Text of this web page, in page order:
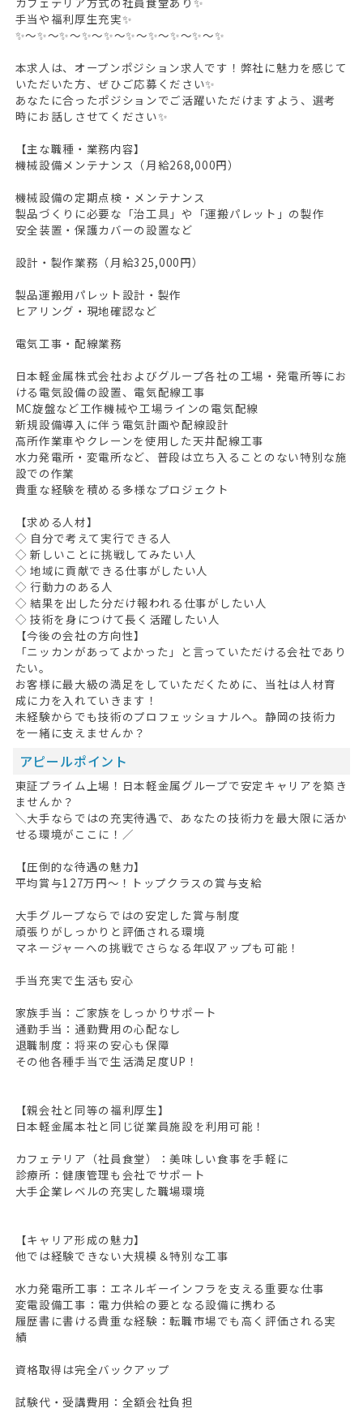
手当や福利厚生充実✨
✨～✨～✨～✨～✨～✨～✨～✨～✨～✨
本求人は、オープンポジション求人です！弊社に魅力を感じて
いただいた方、ぜひご応募ください✨
あなたに合ったポジションでご活躍いただけますよう、選考
時にお話しさせてください✨
【主な職種・業務内容】
機械設備メンテナンス（月給268,000円）
機械設備の定期点検・メンテナンス
製品づくりに必要な「治工具」や「運搬パレット」の製作
安全装置・保護カバーの設置など
設計・製作業務（月給325,000円）
製品運搬用パレット設計・製作
ヒアリング・現地確認など
電気工事・配線業務
日本軽金属株式会社およびグループ各社の工場・発電所等にお
ける電気設備の設置、電気配線工事
MC旋盤など工作機械や工場ラインの電気配線
新規設備導入に伴う電気計画や配線設計
高所作業車やクレーンを使用した天井配線工事
水力発電所・変電所など、普段は立ち入ることのない特別な施
設での作業
貴重な経験を積める多様なプロジェクト
【求める人材】
◇ 自分で考えて実行できる人
◇ 新しいことに挑戦してみたい人
◇ 地域に貢献できる仕事がしたい人
◇ 行動力のある人
◇ 結果を出した分だけ報われる仕事がしたい人
◇ 技術を身につけて長く活躍したい人
【今後の会社の方向性】
「ニッカンがあってよかった」と言っていただける会社であり
たい。
お客様に最大級の満足をしていただくために、当社は人材育
成に力を入れていきます！
未経験からでも技術のプロフェッショナルへ。静岡の技術力
を一緒に支えませんか？
アピールポイント
東証プライム上場！日本軽金属グループで安定キャリアを築き
ませんか？
＼大手ならではの充実待遇で、あなたの技術力を最大限に活か
せる環境がここに！／
【圧倒的な待遇の魅力】
平均賞与127万円～！トップクラスの賞与支給
大手グループならではの安定した賞与制度
頑張りがしっかりと評価される環境
マネージャーへの挑戦でさらなる年収アップも可能！
手当充実で生活も安心
家族手当：ご家族をしっかりサポート
通勤手当：通勤費用の心配なし
退職制度：将来の安心も保障
その他各種手当で生活満足度UP！
【親会社と同等の福利厚生】
日本軽金属本社と同じ従業員施設を利用可能！
カフェテリア（社員食堂）：美味しい食事を手軽に
診療所：健康管理も会社でサポート
大手企業レベルの充実した職場環境
【キャリア形成の魅力】
他では経験できない大規模＆特別な工事
水力発電所工事：エネルギーインフラを支える重要な仕事
変電設備工事：電力供給の要となる設備に携わる
履歴書に書ける貴重な経験：転職市場でも高く評価される実
績
資格取得は完全バックアップ
試験代・受講費用：全額会社負担